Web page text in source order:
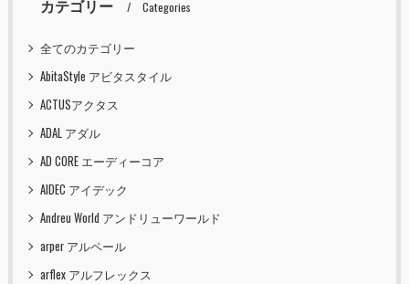
カテゴリー Categories
全てのカテゴリー
AbitaStyle アビタスタイル
ACTUSアクタス
ADAL アダル
AD CORE エーディーコア
AIDEC アイデック
Andreu World アンドリューワールド
arper アルペール
arflex アルフレックス